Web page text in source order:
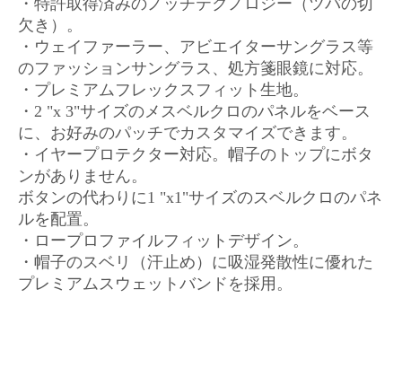
・特許取得済みのノッチテクノロジー（ツバの切
欠き）。
・ウェイファーラー、アビエイターサングラス等
のファッションサングラス、処方箋眼鏡に対応。
・プレミアムフレックスフィット生地。
・2 "x 3"サイズのメスベルクロのパネルをベース
に、お好みのパッチでカスタマイズできます。
・イヤープロテクター対応。帽子のトップにボタ
ンがありません。
ボタンの代わりに1 "x1"サイズのスベルクロのパネ
ルを配置。
・ロープロファイルフィットデザイン。
・帽子のスベリ（汗止め）に吸湿発散性に優れた
プレミアムスウェットバンドを採用。